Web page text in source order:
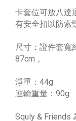
卡套位可放八達
有安全扣以防索
尺寸：證件套寬
87cm 。
淨重：44g
運輸重量：90g
Squly & Friends